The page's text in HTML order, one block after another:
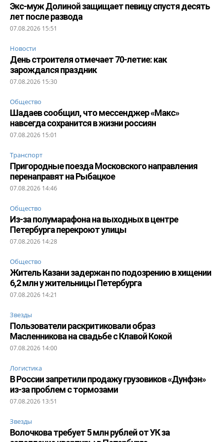
Экс-муж Долиной защищает певицу спустя десять
лет после развода
07.08.2026 15:51
Новости
День строителя отмечает 70-летие: как
зарождался праздник
07.08.2026 15:30
Общество
Шадаев сообщил, что мессенджер «Макс»
навсегда сохранится в жизни россиян
07.08.2026 15:01
Транспорт
Пригородные поезда Московского направления
перенаправят на Рыбацкое
07.08.2026 14:46
Общество
Из-за полумарафона на выходных в центре
Петербурга перекроют улицы
07.08.2026 14:28
Общество
Житель Казани задержан по подозрению в хищении
6,2 млн у жительницы Петербурга
07.08.2026 14:21
Звезды
Пользователи раскритиковали образ
Масленникова на свадьбе с Клавой Кокой
07.08.2026 14:00
Логистика
В России запретили продажу грузовиков «Дунфэн»
из-за проблем с тормозами
07.08.2026 13:51
Звезды
Волочкова требует 5 млн рублей от УК за